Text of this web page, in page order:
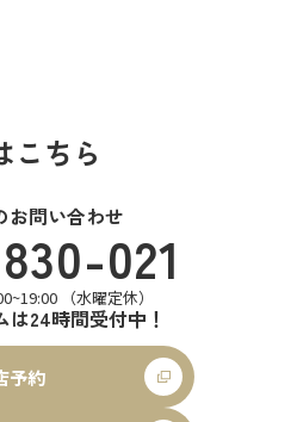
こちら
お問い合わせ
021
（水曜定休）
は24時間受付中！
予約